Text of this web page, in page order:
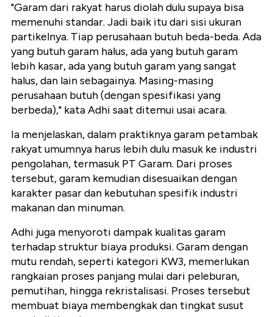
"Garam dari rakyat harus diolah dulu supaya bisa
memenuhi standar. Jadi baik itu dari sisi ukuran
partikelnya. Tiap perusahaan butuh beda-beda. Ada
yang butuh garam halus, ada yang butuh garam
lebih kasar, ada yang butuh garam yang sangat
halus, dan lain sebagainya. Masing-masing
perusahaan butuh (dengan spesifikasi yang
berbeda)," kata Adhi saat ditemui usai acara.
Ia menjelaskan, dalam praktiknya garam petambak
rakyat umumnya harus lebih dulu masuk ke industri
pengolahan, termasuk PT Garam. Dari proses
tersebut, garam kemudian disesuaikan dengan
karakter pasar dan kebutuhan spesifik industri
makanan dan minuman.
Adhi juga menyoroti dampak kualitas garam
terhadap struktur biaya produksi. Garam dengan
mutu rendah, seperti kategori KW3, memerlukan
rangkaian proses panjang mulai dari peleburan,
pemutihan, hingga rekristalisasi. Proses tersebut
membuat biaya membengkak dan tingkat susut